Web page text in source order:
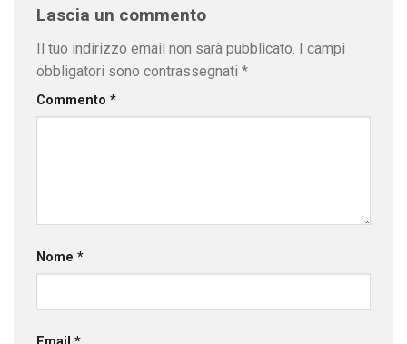
Lascia un commento
Il tuo indirizzo email non sarà pubblicato.
I campi
obbligatori sono contrassegnati *
Commento *
Nome *